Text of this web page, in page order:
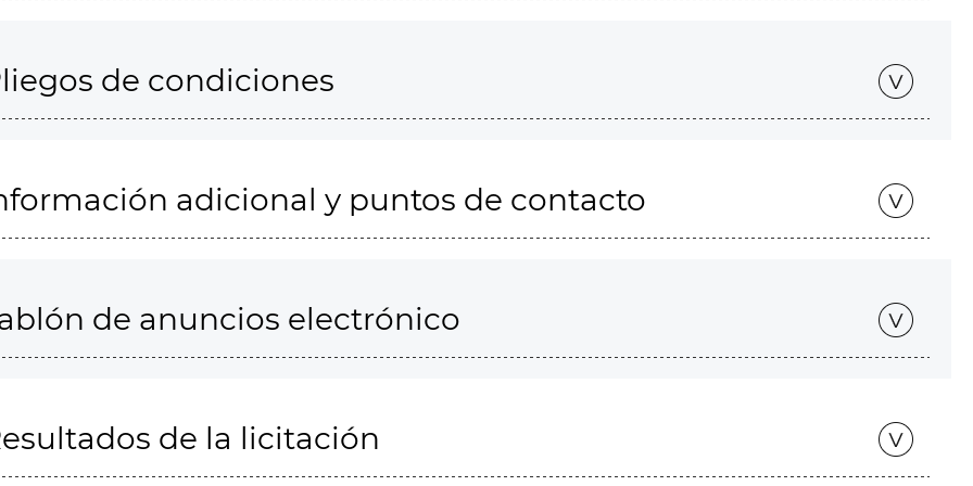
de condiciones
adicional y puntos de contacto
de anuncios electrónico
de la licitación